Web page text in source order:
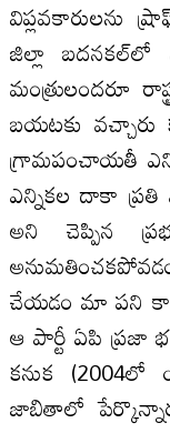
విప్లవకారులను
జిల్లా
మంత్రులందరూ
బయటకు వచ్చారు
గ్రామపంచాయతీ
ఎన్నికల దాకా
అని చెప్పిన
చేయడం మా పని
ఆ పార్టీ ఏపి ప్రజా
కనుక
జాబితాలో